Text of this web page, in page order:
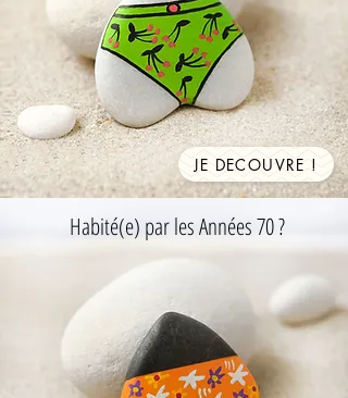
JE DECOUVRE !
Habité(e) par les Années 70 ?